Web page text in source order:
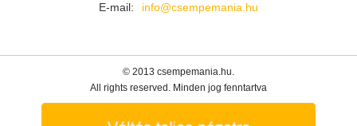
E-mail: info@csempemania.hu
© 2013 csempemania.hu.
All rights reserved. Minden jog fenntartva